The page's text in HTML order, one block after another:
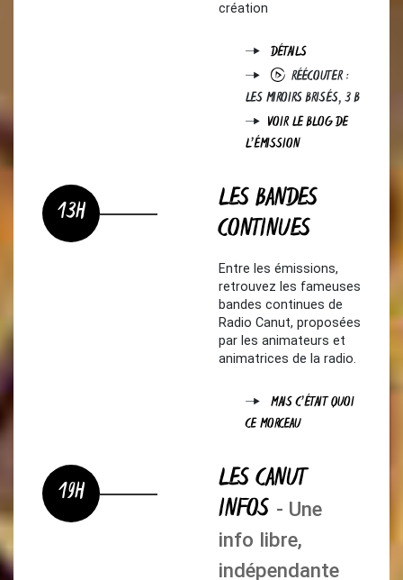
création
DÉTAILS
RÉÉCOUTER :
LES MIROIRS BRISÉS, 3 B
VOIR LE BLOG DE
L'ÉMISSION
13H
LES BANDES
CONTINUES
Entre les émissions,
retrouvez les fameuses
bandes continues de
Radio Canut, proposées
par les animateurs et
animatrices de la radio.
MAIS C'ÉTAIT QUOI
CE MORCEAU
19H
LES CANUT
INFOS - Une
info libre,
indépendante